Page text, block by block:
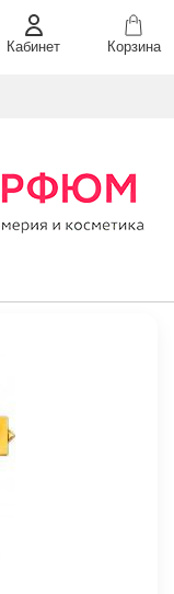
Кабинет Корзина